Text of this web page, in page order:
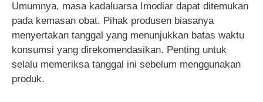
Umumnya, masa kadaluarsa Imodiar dapat ditemukan
pada kemasan obat. Pihak produsen biasanya
menyertakan tanggal yang menunjukkan batas waktu
konsumsi yang direkomendasikan. Penting untuk
selalu memeriksa tanggal ini sebelum menggunakan
produk.